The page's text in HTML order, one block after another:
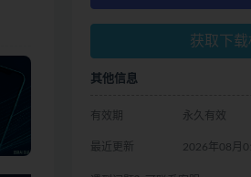
获取下载
其他信息
有效期 永久有效
最近更新 2026年08月